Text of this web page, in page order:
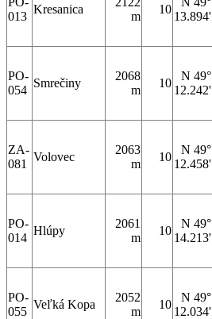
013
Kresanica
m
10
13.894'
PO-
054
Smrečiny
2068
m
10
N 49°
12.242'
ZA-
081
Volovec
2063
m
10
N 49°
12.458'
PO-
014
Hlúpy
2061
m
10
N 49°
14.213'
PO-
055
Veľká Kopa
2052
m
10
N 49°
12.034'